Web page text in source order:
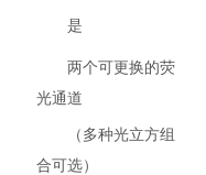
是
两个可更换的荧
光通道
（多种光立方组
合可选）